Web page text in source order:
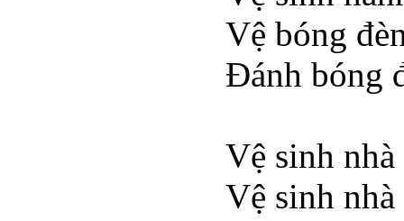
Vệ bóng
Đánh bóng
Vệ sinh
Vệ sinh